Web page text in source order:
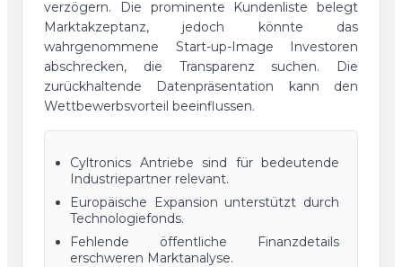
verzögern. Die prominente Kundenliste belegt
Marktakzeptanz, jedoch könnte das
wahrgenommene Start-up-Image Investoren
abschrecken, die Transparenz suchen. Die
zurückhaltende Datenpräsentation kann den
Wettbewerbsvorteil beeinflussen.
Cyltronics Antriebe sind für bedeutende
Industriepartner relevant.
Europäische Expansion unterstützt durch
Technologiefonds.
Fehlende öffentliche Finanzdetails
erschweren Marktanalyse.